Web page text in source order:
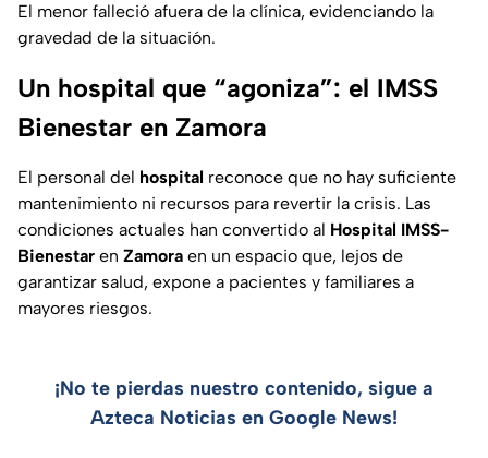
El menor falleció afuera de la clínica, evidenciando la
gravedad de la situación.
Un hospital que “agoniza”: el IMSS
Bienestar en Zamora
El personal del hospital reconoce que no hay suficiente
mantenimiento ni recursos para revertir la crisis. Las
condiciones actuales han convertido al Hospital IMSS-
Bienestar en Zamora en un espacio que, lejos de
garantizar salud, expone a pacientes y familiares a
mayores riesgos.
¡No te pierdas nuestro contenido, sigue a
Azteca Noticias en Google News!